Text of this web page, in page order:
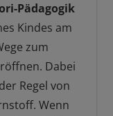
Pädagogik
Kindes am
zum
Dabei
Regel von
Wenn